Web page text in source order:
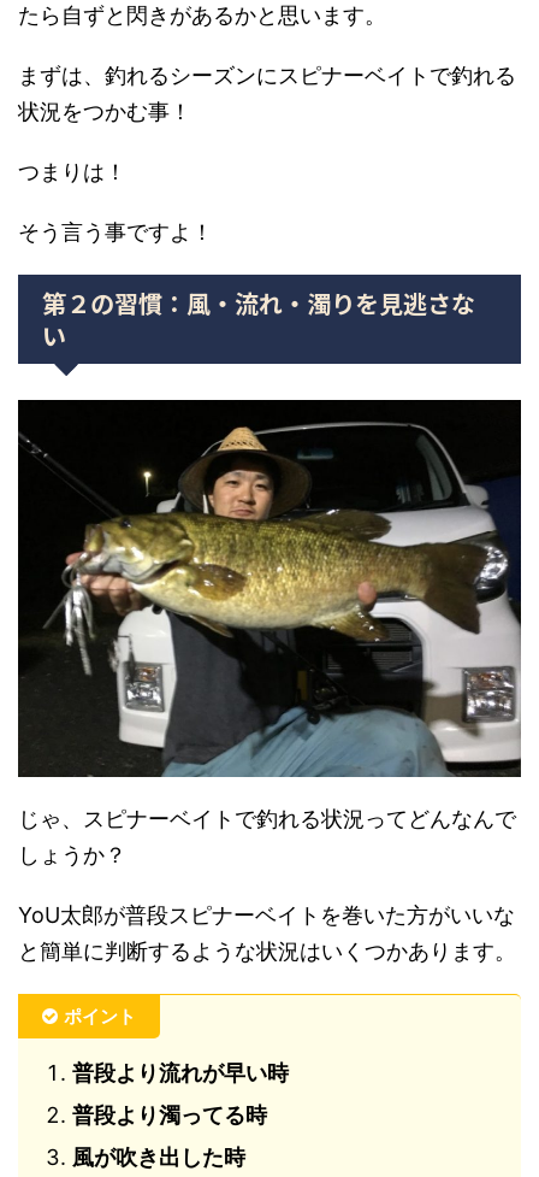
たら自ずと閃きがあるかと思います。
まずは、釣れるシーズンにスピナーベイトで釣れる
状況をつかむ事！
つまりは！
そう言う事ですよ！
第２の習慣：風・流れ・濁りを見逃さな
い
じゃ、スピナーベイトで釣れる状況ってどんなんで
しょうか？
YoU太郎が普段スピナーベイトを巻いた方がいいな
と簡単に判断するような状況はいくつかあります。
ポイント
普段より流れが早い時
普段より濁ってる時
風が吹き出した時